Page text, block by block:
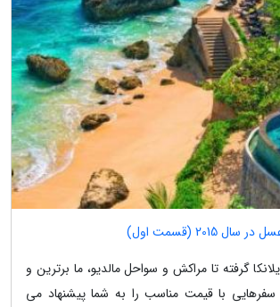
2015 (قسمت اول)
گرفته تا مراکش و سواحل مالدیو، ما برترین و
سفرهایی با قیمت مناسب را به شما پیشنهاد می